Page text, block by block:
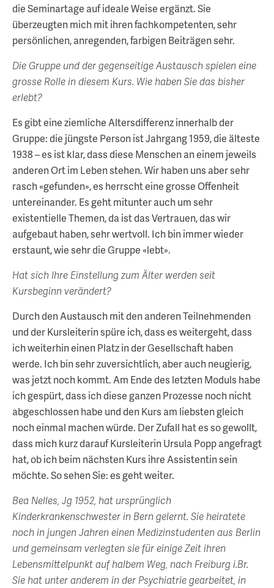
die Seminartage auf ideale Weise ergänzt. Sie
überzeugten mich mit ihren fachkompetenten, sehr
persönlichen, anregenden, farbigen Beiträgen sehr.
Die Gruppe und der gegenseitige Austausch spielen eine
grosse Rolle in diesem Kurs. Wie haben Sie das bisher
erlebt?
Es gibt eine ziemliche Altersdifferenz innerhalb der
Gruppe: die jüngste Person ist Jahrgang 1959, die älteste
1938 – es ist klar, dass diese Menschen an einem jeweils
anderen Ort im Leben stehen. Wir haben uns aber sehr
rasch «gefunden», es herrscht eine grosse Offenheit
untereinander. Es geht mitunter auch um sehr
existentielle Themen, da ist das Vertrauen, das wir
aufgebaut haben, sehr wertvoll. Ich bin immer wieder
erstaunt, wie sehr die Gruppe «lebt».
Hat sich Ihre Einstellung zum Älter werden seit
Kursbeginn verändert?
Durch den Austausch mit den anderen Teilnehmenden
und der Kursleiterin spüre ich, dass es weitergeht, dass
ich weiterhin einen Platz in der Gesellschaft haben
werde. Ich bin sehr zuversichtlich, aber auch neugierig,
was jetzt noch kommt. Am Ende des letzten Moduls habe
ich gespürt, dass ich diese ganzen Prozesse noch nicht
abgeschlossen habe und den Kurs am liebsten gleich
noch einmal machen würde. Der Zufall hat es so gewollt,
dass mich kurz darauf Kursleiterin Ursula Popp angefragt
hat, ob ich beim nächsten Kurs ihre Assistentin sein
möchte. So sehen Sie: es geht weiter.
Bea Nelles, Jg 1952, hat ursprünglich
Kinderkrankenschwester in Bern gelernt. Sie heiratete
noch in jungen Jahren einen Medizinstudenten aus Berlin
und gemeinsam verlegten sie für einige Zeit ihren
Lebensmittelpunkt auf halbem Weg, nach Freiburg i.Br.
Sie hat unter anderem in der Psychiatrie gearbeitet, in